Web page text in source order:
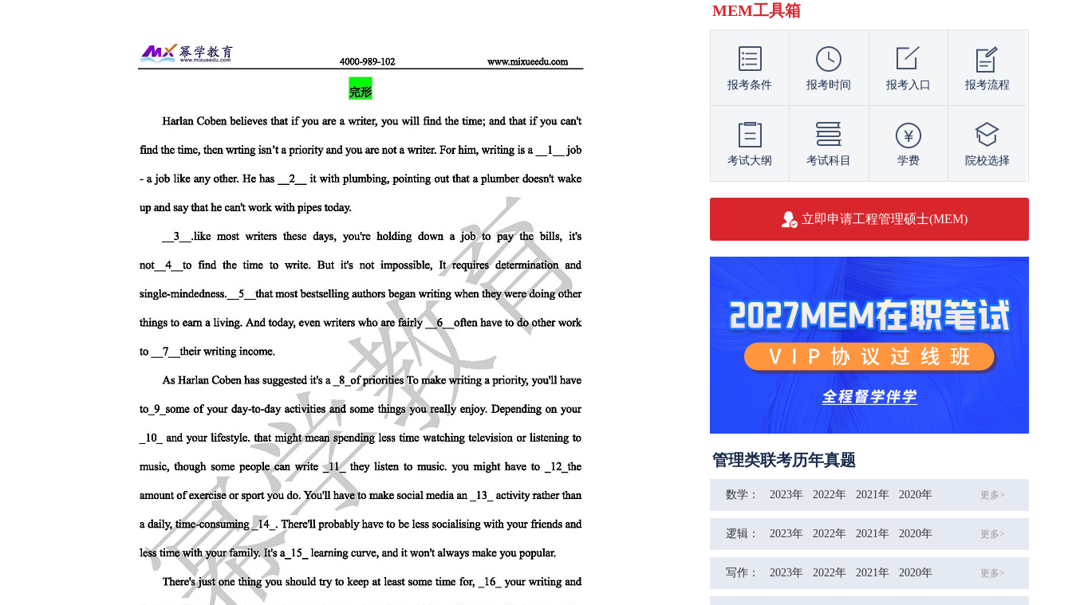
MEM工具箱
报考条件 报考时间 报考入口 报考流程
考试大纲 考试科目 学费 院校选择
立即申请工程管理硕士(MEM)
管理类联考历年真题
数学： 2023年 2022年 2021年 2020年 更多>
逻辑： 2023年 2022年 2021年 2020年 更多>
写作： 2023年 2022年 2021年 2020年 更多>